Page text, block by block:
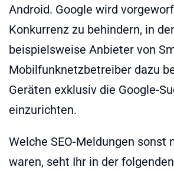
Android. Google wird
Konkurrenz zu behindern, in
beispielsweise Anbieter von
Mobilfunknetzbetreiber dazu
Geräten exklusiv die Google-
einzurichten.
Welche SEO-Meldungen sonst
waren, seht Ihr in der